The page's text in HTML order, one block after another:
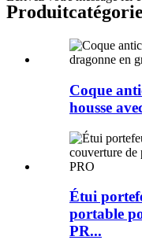
Produit
Coque
housse
Étui
portable
PR...